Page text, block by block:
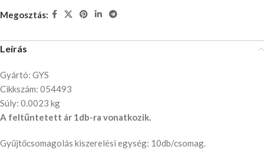
Megosztás:
Leírás
Gyártó: GYS
Cikkszám: 054493
Súly: 0.0023 kg
A feltűntetett ár 1db-ra vonatkozik.
Gyűjtőcsomagolás kiszerelési egység: 10db/csomag.